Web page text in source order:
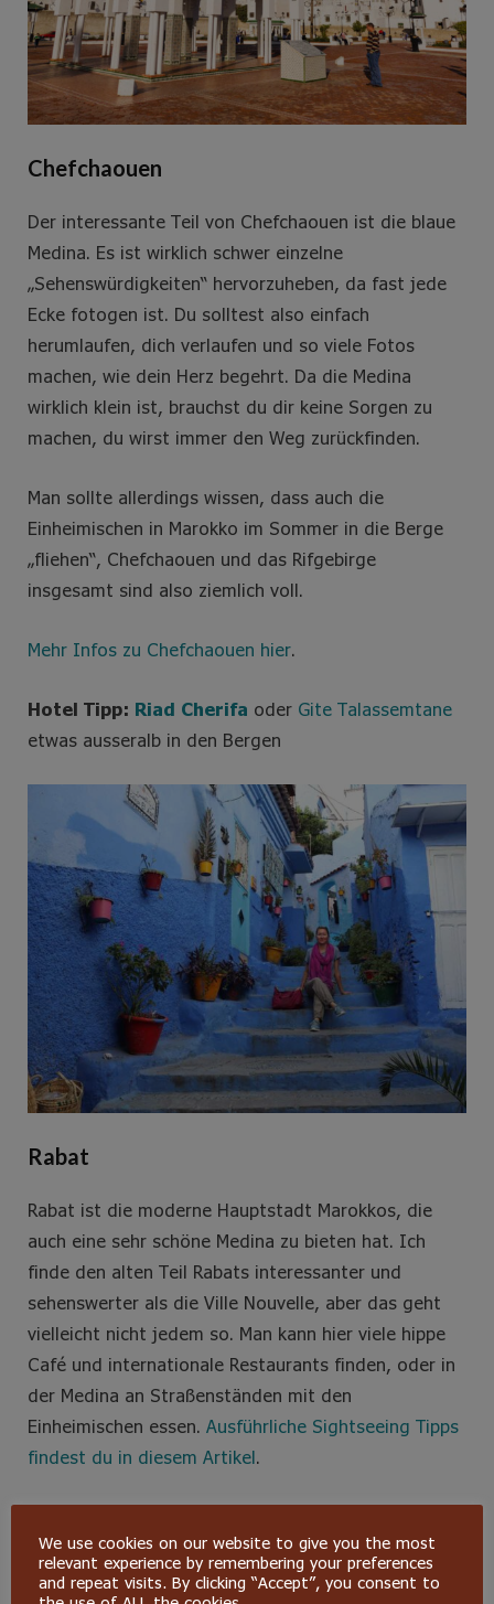
Chefchaouen
Der interessante Teil von Chefchaouen ist die blaue
Medina. Es ist wirklich schwer einzelne
„Sehenswürdigkeiten“ hervorzuheben, da fast jede
Ecke fotogen ist. Du solltest also einfach
herumlaufen, dich verlaufen und so viele Fotos
machen, wie dein Herz begehrt. Da die Medina
wirklich klein ist, brauchst du dir keine Sorgen zu
machen, du wirst immer den Weg zurückfinden.
Man sollte allerdings wissen, dass auch die
Einheimischen in Marokko im Sommer in die Berge
„fliehen“, Chefchaouen und das Rifgebirge
insgesamt sind also ziemlich voll.
Mehr Infos zu Chefchaouen hier
Hotel Tipp: Riad Cherifa oder Gite Talassemtane
etwas ausseralb in den Bergen
Rabat
Rabat ist die moderne Hauptstadt Marokkos, die
auch eine sehr schöne Medina zu bieten hat. Ich
finde den alten Teil Rabats interessanter und
sehenswerter als die Ville Nouvelle, aber das geht
vielleicht nicht jedem so. Man kann hier viele hippe
Café und internationale Restaurants finden, oder in
der Medina an Straßenständen mit den
Einheimischen essen. Ausführliche Sightseeing Tipps
findest du in diesem Artikel.
We use cookies on our website to give you the most
relevant experience by remembering your preferences
and repeat visits. By clicking “Accept”, you consent to